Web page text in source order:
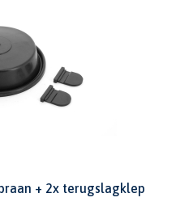
+ 2x terugslagklep